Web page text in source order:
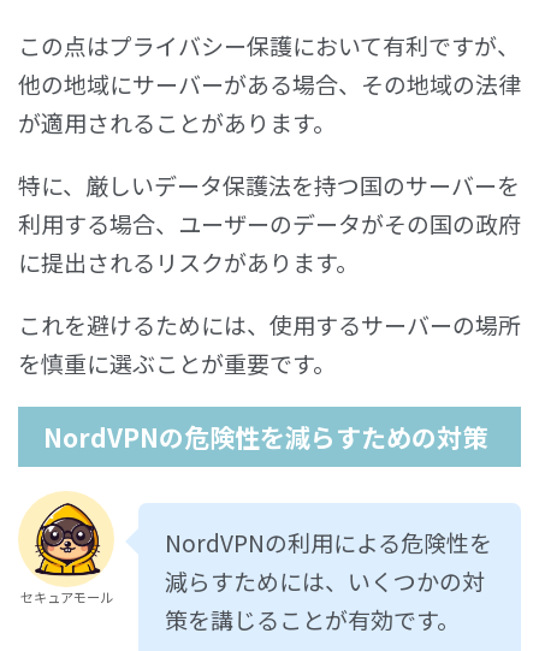
この点はプライバシー保護において有利ですが、
他の地域にサーバーがある場合、その地域の法律
が適用されることがあります。
特に、厳しいデータ保護法を持つ国のサーバーを
利用する場合、ユーザーのデータがその国の政府
に提出されるリスクがあります。
これを避けるためには、使用するサーバーの場所
を慎重に選ぶことが重要です。
NordVPNの危険性を減らすための対策
セキュアモール
NordVPNの利用による危険性を
減らすためには、いくつかの対
策を講じることが有効です。